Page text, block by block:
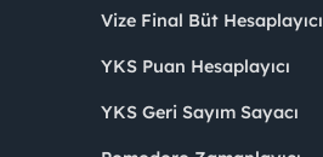
Vize Final Büt Hesaplayıcı
YKS Puan Hesaplayıcı
YKS Geri Sayım Sayacı